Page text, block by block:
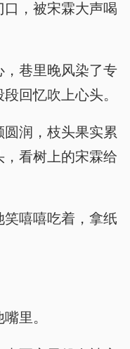
，被宋霖大声喝
巷里晚风染了专
回忆吹上心头。
润，枝头果实累
看树上的宋霖给
嘻嘻吃着，拿纸
里。